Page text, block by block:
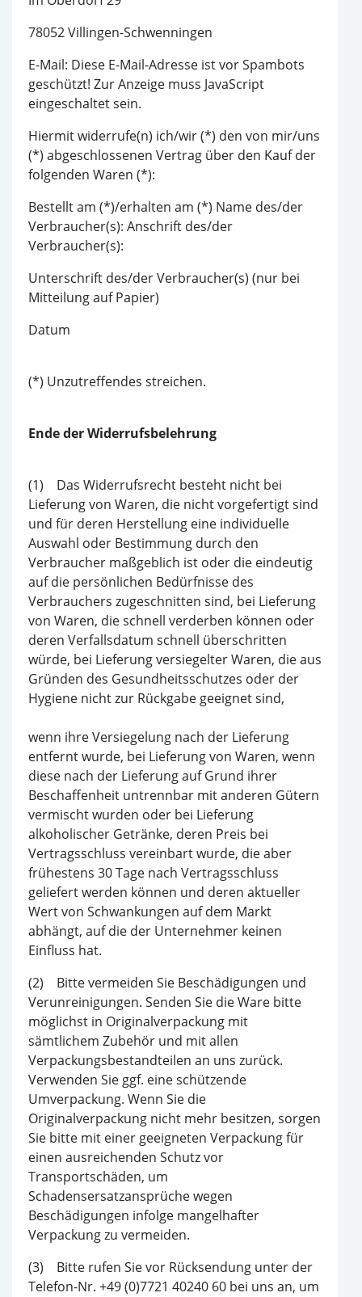
78052 Villingen-Schwenningen
E-Mail: Diese E-Mail-Adresse ist vor Spambots
geschützt! Zur Anzeige muss JavaScript
eingeschaltet sein.
Hiermit widerrufe(n) ich/wir (*) den von mir/uns
(*) abgeschlossenen Vertrag über den Kauf der
folgenden Waren (*):
Bestellt am (*)/erhalten am (*) Name des/der
Verbraucher(s): Anschrift des/der
Verbraucher(s):
Unterschrift des/der Verbraucher(s) (nur bei
Mitteilung auf Papier)
Datum
(*) Unzutreffendes streichen.
Ende der Widerrufsbelehrung
(1) Das Widerrufsrecht besteht nicht bei
Lieferung von Waren, die nicht vorgefertigt sind
und für deren Herstellung eine individuelle
Auswahl oder Bestimmung durch den
Verbraucher maßgeblich ist oder die eindeutig
auf die persönlichen Bedürfnisse des
Verbrauchers zugeschnitten sind, bei Lieferung
von Waren, die schnell verderben können oder
deren Verfallsdatum schnell überschritten
würde, bei Lieferung versiegelter Waren, die aus
Gründen des Gesundheitsschutzes oder der
Hygiene nicht zur Rückgabe geeignet sind,
wenn ihre Versiegelung nach der Lieferung
entfernt wurde, bei Lieferung von Waren, wenn
diese nach der Lieferung auf Grund ihrer
Beschaffenheit untrennbar mit anderen Gütern
vermischt wurden oder bei Lieferung
alkoholischer Getränke, deren Preis bei
Vertragsschluss vereinbart wurde, die aber
frühestens 30 Tage nach Vertragsschluss
geliefert werden können und deren aktueller
Wert von Schwankungen auf dem Markt
abhängt, auf die der Unternehmer keinen
Einfluss hat.
(2) Bitte vermeiden Sie Beschädigungen und
Verunreinigungen. Senden Sie die Ware bitte
möglichst in Originalverpackung mit
sämtlichem Zubehör und mit allen
Verpackungsbestandteilen an uns zurück.
Verwenden Sie ggf. eine schützende
Umverpackung. Wenn Sie die
Originalverpackung nicht mehr besitzen, sorgen
Sie bitte mit einer geeigneten Verpackung für
einen ausreichenden Schutz vor
Transportschäden, um
Schadensersatzansprüche wegen
Beschädigungen infolge mangelhafter
Verpackung zu vermeiden.
(3) Bitte rufen Sie vor Rücksendung unter der
Telefon-Nr. +49 (0)7721 40240 60 bei uns an, um